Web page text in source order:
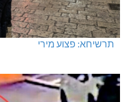
תרשיחא: פצוע מירי